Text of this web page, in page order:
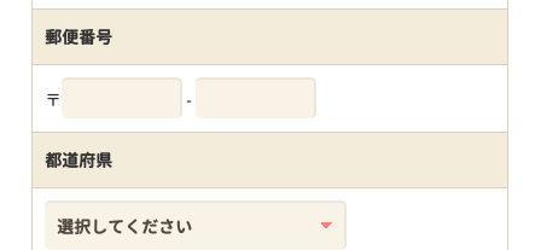
郵便番号
〒 -
都道府県